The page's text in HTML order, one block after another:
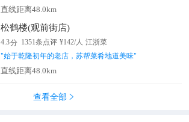
直线距离48.0km
松鹤楼(观前街店)
4.3分 1351条点评 ¥142/人 江浙菜
"始于乾隆初年的老店，苏帮菜肴地道美味"
直线距离48.0km
查看全部 